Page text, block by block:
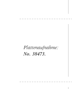
Plattenaufnahme:
No. 38473.